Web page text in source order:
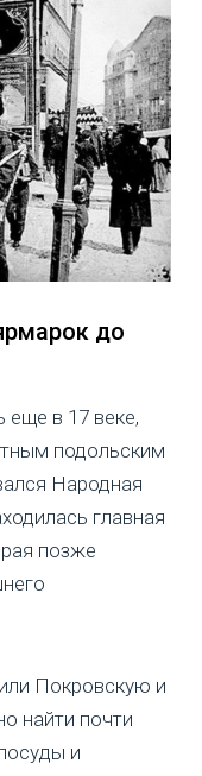
до
в 17 веке,
подольским
Народная
главная
позже
Покровскую и
найти почти
и